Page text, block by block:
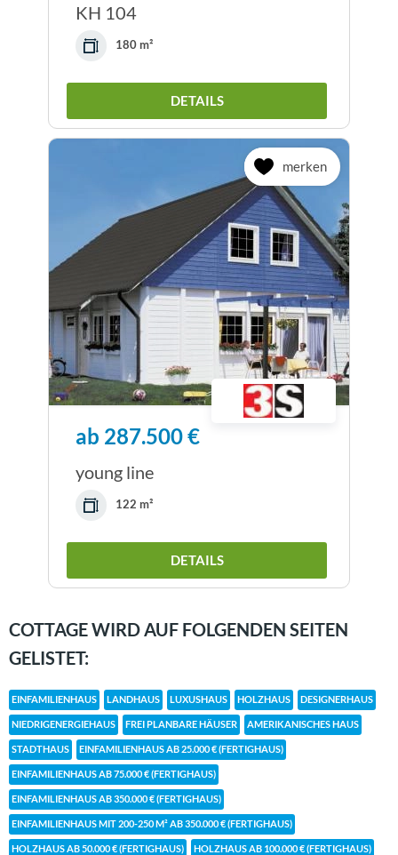
KH 104
180 m²
DETAILS
merken
ab 287.500 €
young line
122 m²
DETAILS
COTTAGE WIRD AUF FOLGENDEN SEITEN
GELISTET:
EINFAMILIENHAUS LANDHAUS LUXUSHAUS HOLZHAUS DESIGNERHAUS
NIEDRIGENERGIEHAUS FREI PLANBARE HÄUSER AMERIKANISCHES HAUS
STADTHAUS EINFAMILIENHAUS AB 25.000 € (FERTIGHAUS)
EINFAMILIENHAUS AB 75.000 € (FERTIGHAUS)
EINFAMILIENHAUS AB 350.000 € (FERTIGHAUS)
EINFAMILIENHAUS MIT 200-250 M² AB 350.000 € (FERTIGHAUS)
HOLZHAUS AB 50.000 € (FERTIGHAUS) HOLZHAUS AB 100.000 € (FERTIGHAUS)